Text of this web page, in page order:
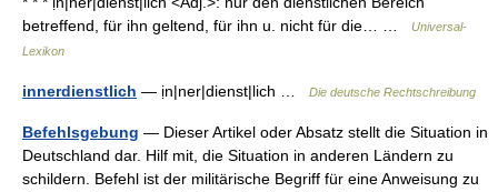
betreffend, für ihn geltend, für ihn u. nicht für die… …
Universal-
Lexikon
innerdienstlich — ịn|ner|dienst|lich … Die deutsche Rechtschreibung
Befehlsgebung — Dieser Artikel oder Absatz stellt die Situation in
Deutschland dar. Hilf mit, die Situation in anderen Ländern zu
schildern. Befehl ist der militärische Begriff für eine Anweisung zu